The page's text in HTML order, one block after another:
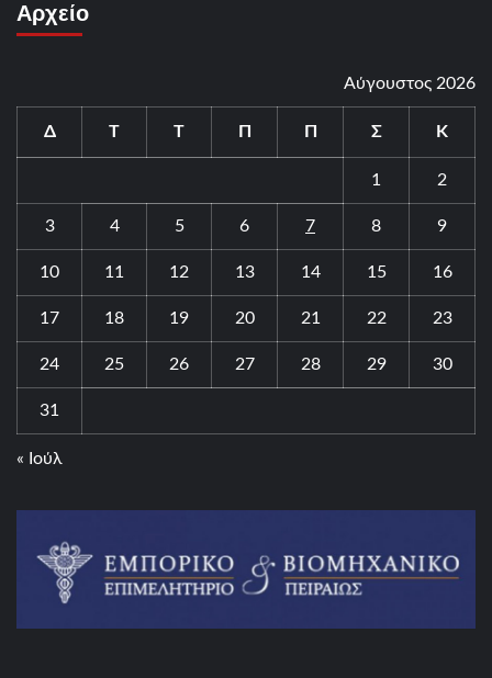
Αρχείο
Αύγουστος 2026
Δ Τ Τ Π Π Σ Κ
1 2
3 4 5 6 7 8 9
10 11 12 13 14 15 16
17 18 19 20 21 22 23
24 25 26 27 28 29 30
31
« Ιούλ